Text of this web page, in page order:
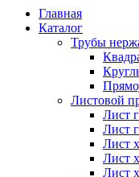
Главная
Каталог
Трубы
Листовой
Лист
Лист
Лист
Лист
Лист